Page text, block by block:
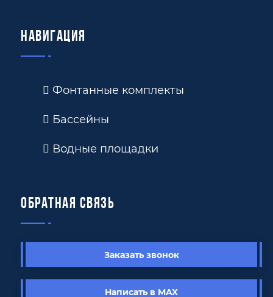
Навигация
Фонтанные комплекты
Бассейны
Водные площадки
Обратная связь
Заказать звонок
Написать в MAX